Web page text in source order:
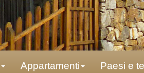
Appartamenti Paesi e